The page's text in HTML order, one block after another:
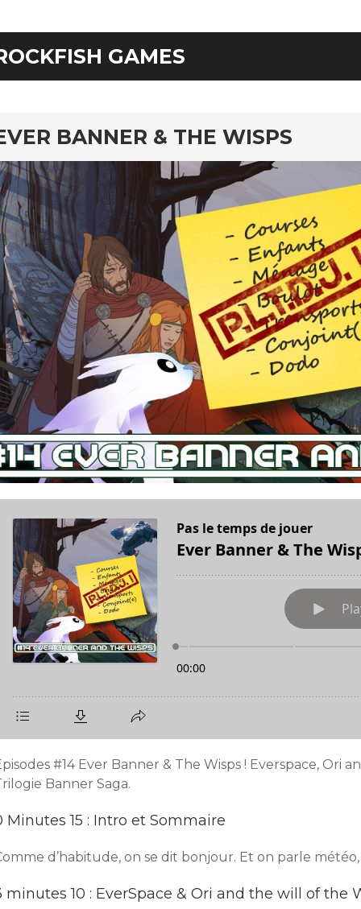
GAMES
BANNER & THE WISPS
#14 Ever Banner & The Wisps ! Everspace, Ori
Banner Saga.
Minutes 15 : Intro et Sommaire
d’habitude, on se dit bonjour. Et on parle
minutes 10 : EverSpace & Ori and the will of the